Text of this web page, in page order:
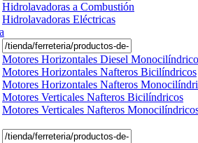
Hidrolavadoras a Combustión
Hidrolavadoras Eléctricas
Motores Horizontales Diesel
Motores Horizontales Nafteros Bicilíndricos
Motores Horizontales Nafteros
Motores Verticales Nafteros Bicilíndricos
Motores Verticales Nafteros